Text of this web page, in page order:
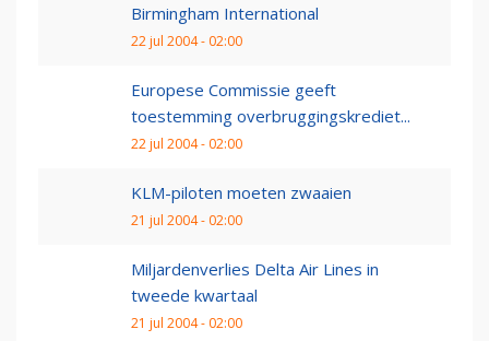
Birmingham International
22 jul 2004 - 02:00
Europese Commissie geeft
toestemming overbruggingskrediet...
22 jul 2004 - 02:00
KLM-piloten moeten zwaaien
21 jul 2004 - 02:00
Miljardenverlies Delta Air Lines in
tweede kwartaal
21 jul 2004 - 02:00